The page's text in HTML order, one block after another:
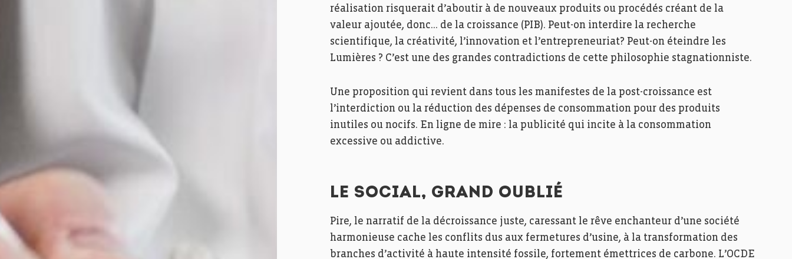
réalisation risquerait d’aboutir à de nouveaux produits ou procédés créant de la
valeur ajoutée, donc… de la croissance (PIB). Peut-on interdire la recherche
scientifique, la créativité, l’innovation et l’entrepreneuriat? Peut-on éteindre les
Lumières ? C’est une des grandes contradictions de cette philosophie stagnationniste.
Une proposition qui revient dans tous les manifestes de la post-croissance est
l’interdiction ou la réduction des dépenses de consommation pour des produits
inutiles ou nocifs. En ligne de mire : la publicité qui incite à la consommation
excessive ou addictive.
LE SOCIAL, GRAND OUBLIÉ
Pire, le narratif de la décroissance juste, caressant le rêve enchanteur d’une société
harmonieuse cache les conflits dus aux fermetures d’usine, à la transformation des
branches d’activité à haute intensité fossile, fortement émettrices de carbone. L’OCDE